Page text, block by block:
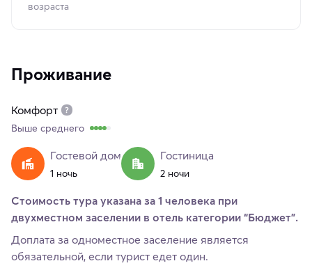
возраста
Проживание
Комфорт
Выше среднего
Гостевой дом
1 ночь
Гостиница
2 ночи
Стоимость тура указана за 1 человека при
двухместном заселении в отель категории “Бюджет”.
Доплата за одноместное заселение является
обязательной, если турист едет один.